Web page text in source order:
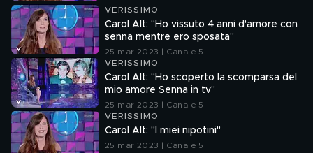
VERISSIMO
Carol Alt: "Ho vissuto 4 anni d'amore con
senna mentre ero sposata"
25 mar 2023 | Canale 5
VERISSIMO
Carol Alt: "Ho scoperto la scomparsa del
mio amore Senna in tv"
25 mar 2023 | Canale 5
VERISSIMO
Carol Alt: "I miei nipotini"
25 mar 2023 | Canale 5